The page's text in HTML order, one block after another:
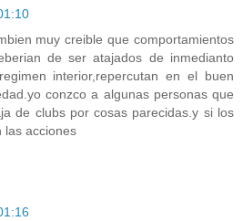
muy creible que comportamientos
de ser atajados de inmedianto
interior,repercutan en el buen
conzco a algunas personas que
de clubs por cosas parecidas.y si los
las acciones